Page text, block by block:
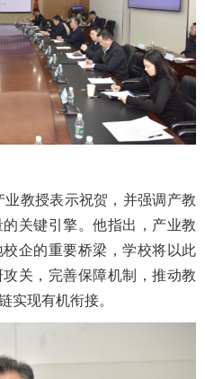
教授表示祝贺，并强调产教
关键引擎。他指出，产业教
企的重要桥梁，学校将以此
关，完善保障机制，推动教
实现有机衔接。